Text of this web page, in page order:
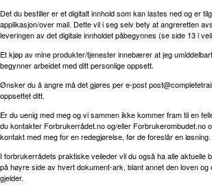
Det du bestiller er et digitalt innhold som kan lastes ned og er
applikasjon/over mail. Dette vil i seg selv bety at angreretten
leveringen av det digitale innholdet påbegynnes (se side 13 i
Et kjøp av mine produkter/tjenester innebærer at jeg
begynner arbeidet med ditt personlige oppsett.
Ønsker du å angre må det gjøres per e-post
oppsettet ditt.
Er du uenig med meg og vi sammen ikke kommer fram til en
du kontakter Forbrukerrådet.no og/eller Forbrukerombudet.no
kontakt med meg for en redegjørelse, før de foreslår en løsning.
I forbrukerrådets praktiske veileder vil du også ha alle aktuelle
på høyre side av hvert dokument-ark, blant annet den loven
gjelder.